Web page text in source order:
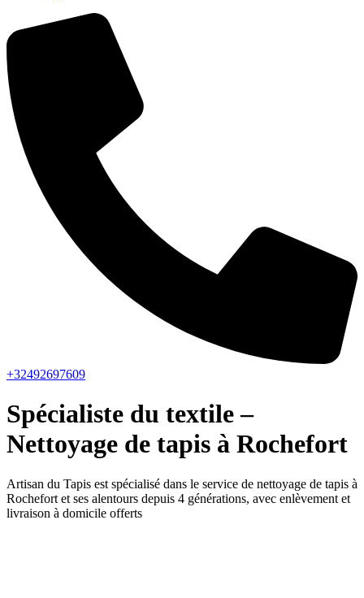
+32492697609
Spécialiste du textile –
Nettoyage de tapis à Rochefort
Artisan du Tapis est spécialisé dans le service de nettoyage de tapis à
Rochefort et ses alentours depuis 4 générations, avec enlèvement et
livraison à domicile offerts